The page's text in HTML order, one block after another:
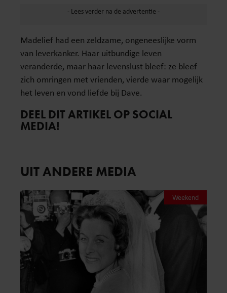
Madelief had een zeldzame, ongeneeslijke vorm
van leverkanker. Haar uitbundige leven
veranderde, maar haar levenslust bleef: ze bleef
zich omringen met vrienden, vierde waar mogelijk
het leven en vond liefde bij Dave.
DEEL DIT ARTIKEL OP SOCIAL
MEDIA!
UIT ANDERE MEDIA
Weekend